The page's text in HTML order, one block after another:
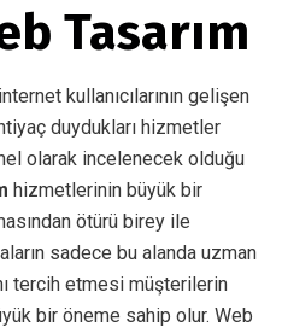
Tasarım
kullanıcılarının gelişen
duydukları hizmetler
olarak incelenecek olduğu
hizmetlerinin büyük bir
ötürü birey ile
sadece bu alanda uzman
tercih etmesi müşterilerin
bir öneme sahip olur. Web